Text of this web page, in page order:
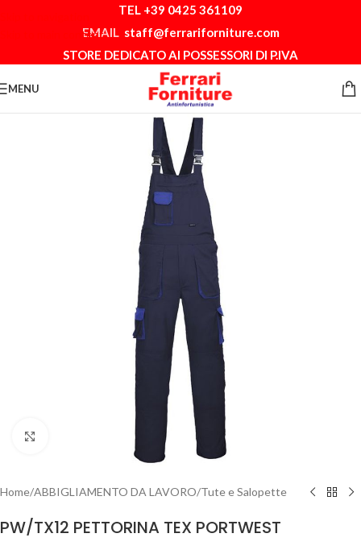
Skip to main content
TEL +39 0425 361109
EMAIL staff@ferrariforniture.com
STORE DEDICATO AI POSSESSORI DI P.IVA
MENU
Clicca per ingrandire
Home/ABBIGLIAMENTO DA LAVORO/Tute e Salopette
PW/TX12 PETTORINA TEX PORTWEST